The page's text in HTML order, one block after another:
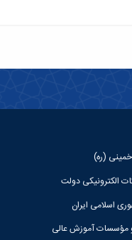
خمینی (ره)
الکترونیکی دولت
اسلامی ایران
مؤسسات آموزش عالی